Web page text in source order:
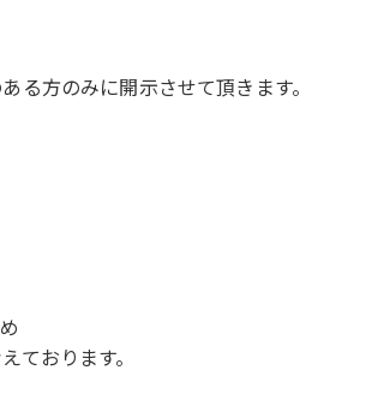
方のみに開示させて頂きます。
ております。